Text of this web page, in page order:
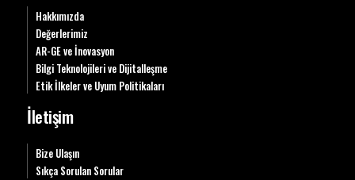
Hakkımızda
Değerlerimiz
AR-GE ve İnovasyon
Bilgi Teknolojileri ve Dijitalleşme
Etik İlkeler ve Uyum Politikaları
İletişim
Bize Ulaşın
Sıkça Sorulan Sorular